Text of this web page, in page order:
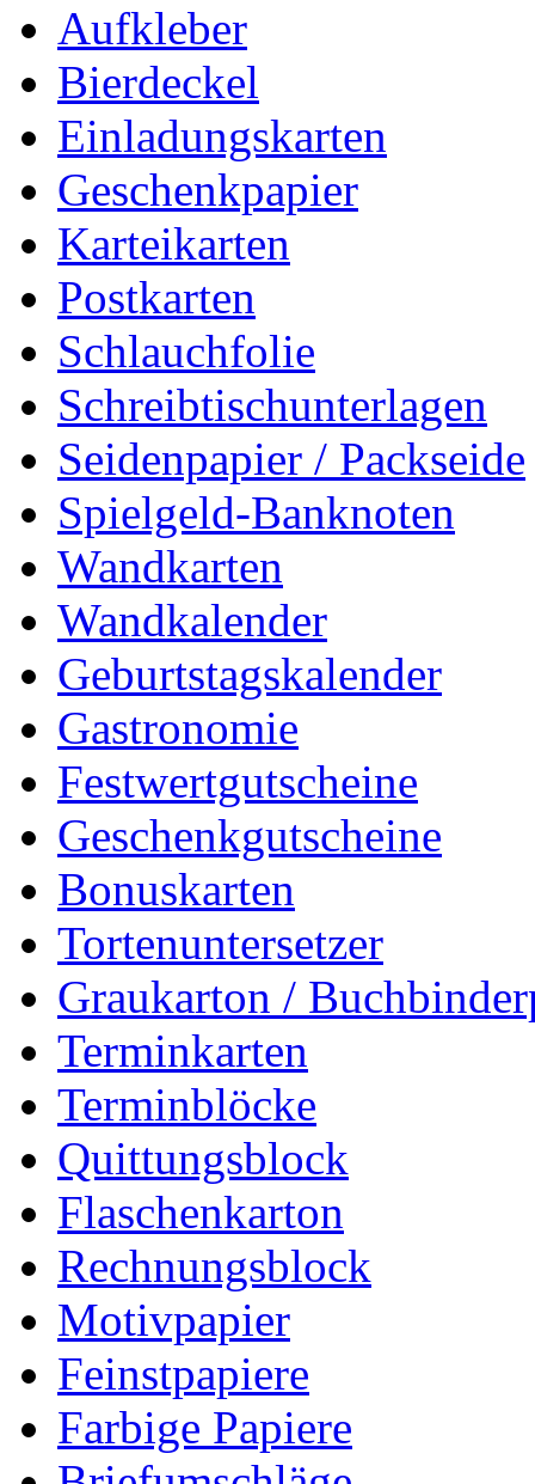
Aufkleber
Bierdeckel
Einladungskarten
Geschenkpapier
Karteikarten
Postkarten
Schlauchfolie
Schreibtischunterlagen
Seidenpapier / Packseide
Spielgeld-Banknoten
Wandkarten
Wandkalender
Geburtstagskalender
Gastronomie
Festwertgutscheine
Geschenkgutscheine
Bonuskarten
Tortenuntersetzer
Graukarton /
Terminkarten
Terminblöcke
Quittungsblock
Flaschenkarton
Rechnungsblock
Motivpapier
Feinstpapiere
Farbige Papiere